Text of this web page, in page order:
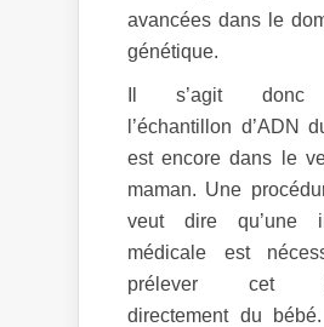
avancées dans le
génétique.
Il s’agit donc
l’échantillon d’ADN
est encore dans le
maman. Une
veut dire qu’une
médicale est
prélever cet
directement du